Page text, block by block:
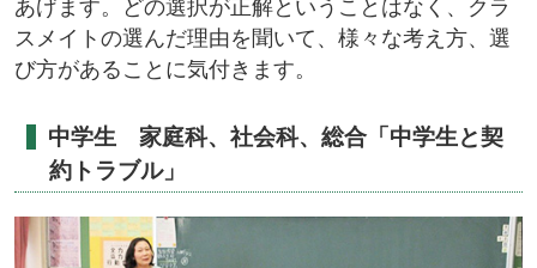
あげます。どの選択が正解ということはなく、クラ
スメイトの選んだ理由を聞いて、様々な考え方、選
び方があることに気付きます。
中学生 家庭科、社会科、総合「中学生と契
約トラブル」